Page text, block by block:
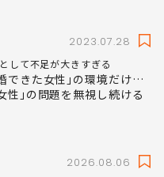
2023.07.28
して不足が大きすぎる
できた女性｣の環境だけ…
性｣の問題を無視し続ける
2026.08.06